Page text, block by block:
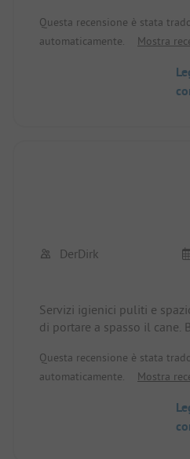
Questa recensione è stata
automaticamente.
Mostra
DerDirk
Servizi igienici puliti e
di portare a spasso il cane.
Questa recensione è stata
automaticamente.
Mostra